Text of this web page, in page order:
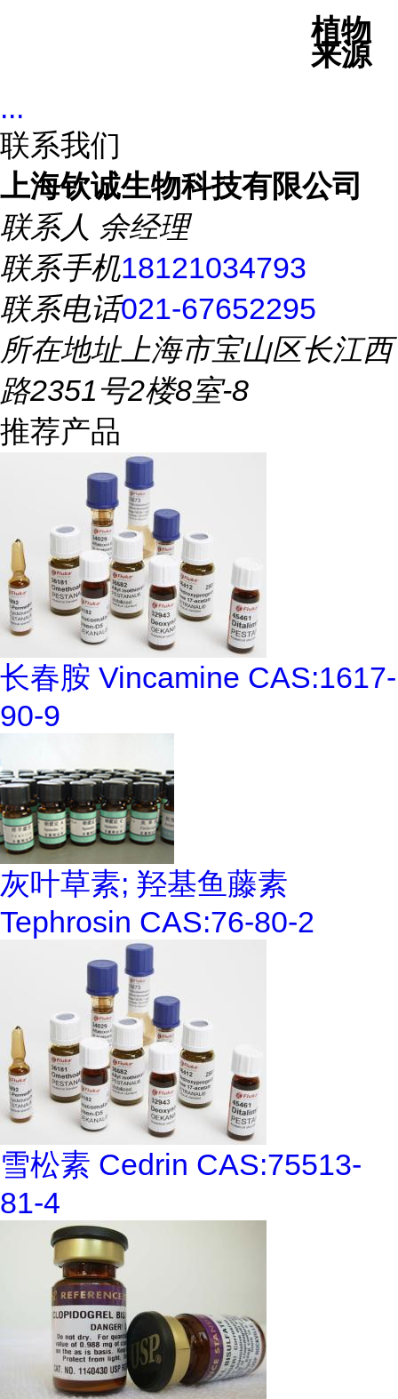
植物
来源
...
联系我们
上海钦诚生物科技有限公司
联系人 余经理
联系手机18121034793
联系电话021-67652295
所在地址上海市宝山区长江西
路2351号2楼8室-8
推荐产品
长春胺 Vincamine CAS:1617-
90-9
灰叶草素; 羟基鱼藤素
Tephrosin CAS:76-80-2
雪松素 Cedrin CAS:75513-
81-4